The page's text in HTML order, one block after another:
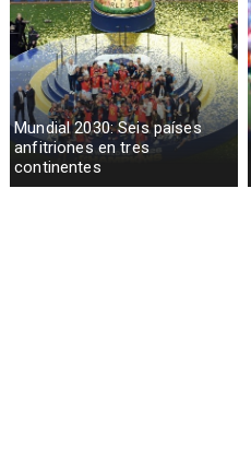
Mundial 2030: Seis países
anfitriones en tres
continentes